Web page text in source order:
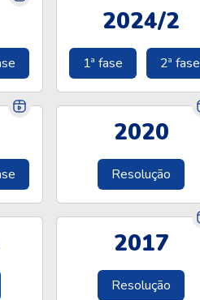
2024/2
1ª fase 2ª fase
2020
Resolução
2017
Resolução